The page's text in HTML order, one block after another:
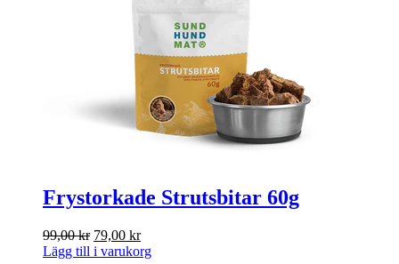
Frystorkade Strutsbitar 60g
99,00kr Det
ursprungliga
79,00 krDet
nuvarande
Lägg till i varukorg